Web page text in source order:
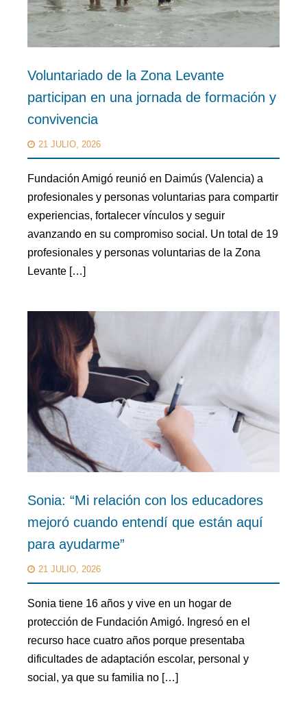
Voluntariado de la Zona Levante
participan en una jornada de formación y
convivencia
21 JULIO, 2026
Fundación Amigó reunió en Daimús (Valencia) a
profesionales y personas voluntarias para compartir
experiencias, fortalecer vínculos y seguir
avanzando en su compromiso social. Un total de 19
profesionales y personas voluntarias de la Zona
Levante […]
Sonia: “Mi relación con los educadores
mejoró cuando entendí que están aquí
para ayudarme”
21 JULIO, 2026
Sonia tiene 16 años y vive en un hogar de
protección de Fundación Amigó. Ingresó en el
recurso hace cuatro años porque presentaba
dificultades de adaptación escolar, personal y
social, ya que su familia no […]